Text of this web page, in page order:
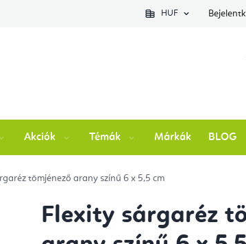
Ellenőrizze a rendelés állapotátHUF
Akciók Témák Márkák BLOG
tömjénező arany színű 6 x 5,5 cm
Flexity sárgaréz